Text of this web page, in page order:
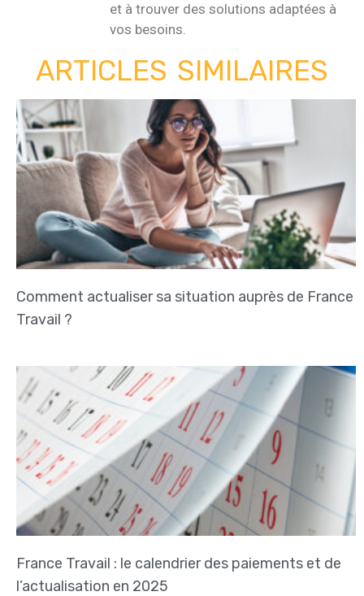
et à trouver des solutions adaptées à
vos besoins.
ARTICLES SIMILAIRES
Comment actualiser sa situation auprès de France
Travail ?
France Travail : le calendrier des paiements et de
l’actualisation en 2025